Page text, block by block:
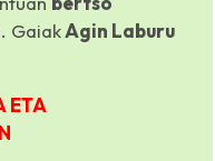
. GaiakAgin Laburu
ETA